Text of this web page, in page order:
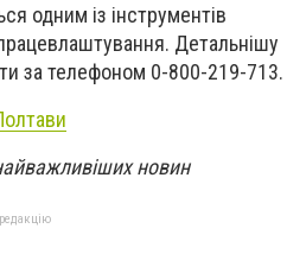
одним із інструментів
Детальнішу
за телефоном 0-800-219-713.
новин